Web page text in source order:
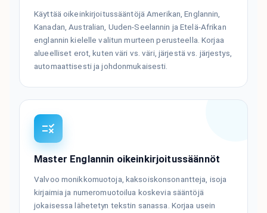
Käyttää oikeinkirjoitussääntöjä Amerikan, Englannin,
Kanadan, Australian, Uuden-Seelannin ja Etelä-Afrikan
englannin kielelle valitun murteen perusteella. Korjaa
alueelliset erot, kuten väri vs. väri, järjestä vs. järjestys,
automaattisesti ja johdonmukaisesti.
Master Englannin oikeinkirjoitussäännöt
Valvoo monikkomuotoja, kaksoiskonsonantteja, isoja
kirjaimia ja numeromuotoilua koskevia sääntöjä
jokaisessa lähetetyn tekstin sanassa. Korjaa usein